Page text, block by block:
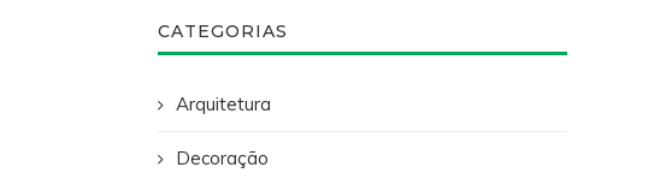
CATEGORIAS
Arquitetura
Decoração